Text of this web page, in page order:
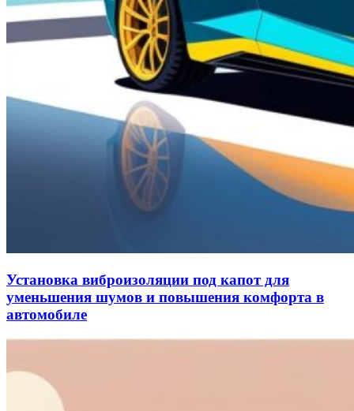
Установка виброизоляции под капот для
уменьшения шумов и повышения комфорта в
автомобиле